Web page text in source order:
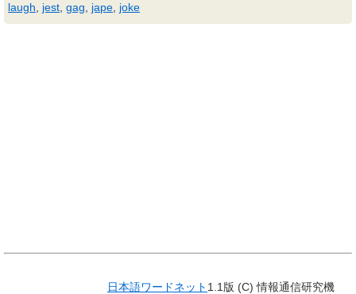
laugh
jest gag jape joke
日本語ワードネット 1.1版 (C) 情報通信研究機